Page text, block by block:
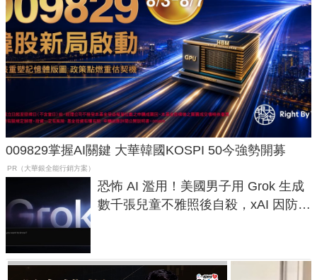
009829掌握AI關鍵 大華韓國KOSPI 50今強勢開募
PR（大華銀全能行銷方案）
恐怖 AI 濫用！美國男子用 Grok 生成
數千張兒童不雅照後自殺，xAI 因防護